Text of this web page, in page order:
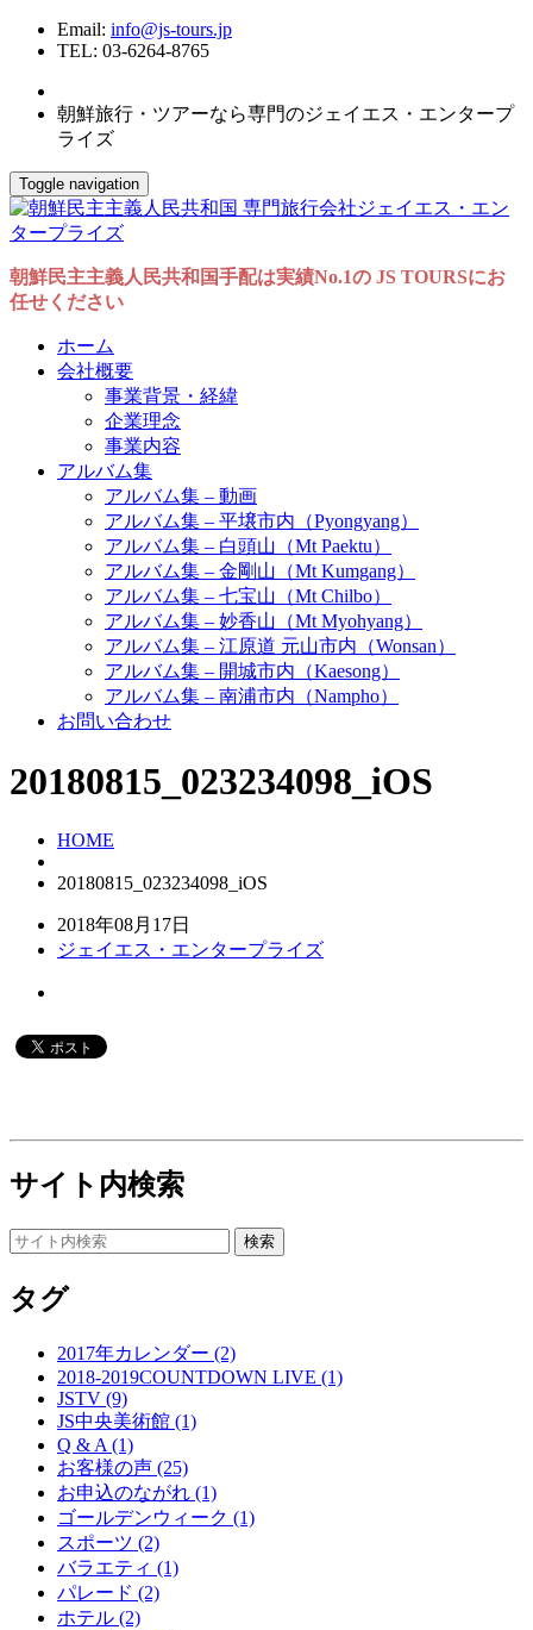
Email: info@js-tours.jp
TEL: 03-6264-8765
朝鮮旅行・ツアーなら専門のジェイエス・エンタープ
ライズ
Toggle navigation
朝鮮民主主義人民共和国手配は実績No.1の JS TOURSにお
任せください
ホーム
会社概要
事業背景・経緯
企業理念
事業内容
アルバム集
アルバム集 – 動画
アルバム集 – 平壌市内（Pyongyang）
アルバム集 – 白頭山（Mt Paektu）
アルバム集 – 金剛山（Mt Kumgang）
アルバム集 – 七宝山（Mt Chilbo）
アルバム集 – 妙香山（Mt Myohyang）
アルバム集 – 江原道 元山市内（Wonsan）
アルバム集 – 開城市内（Kaesong）
アルバム集 – 南浦市内（Nampho）
お問い合わせ
20180815_023234098_iOS
HOME
20180815_023234098_iOS
2018年08月17日
ジェイエス・エンタープライズ
サイト内検索
タグ
2017年カレンダー (2)
2018-2019COUNTDOWN LIVE (1)
JSTV (9)
JS中央美術館 (1)
Q & A (1)
お客様の声 (25)
お申込のながれ (1)
ゴールデンウィーク (1)
スポーツ (2)
バラエティ (1)
パレード (2)
ホテル (2)